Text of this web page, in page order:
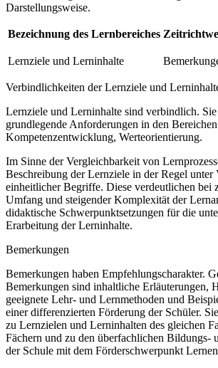
Darstellungsweise.
Bezeichnung des Lernbereiches
Lernziele und Lerninhalte
Verbindlichkeiten der Lernziele und
Lernziele und Lerninhalte sind verbindlich.
grundlegende Anforderungen in den
Kompetenzentwicklung, Werteorientierung.
Im Sinne der Vergleichbarkeit von
Beschreibung der Lernziele in der Regel unter
einheitlicher Begriffe. Diese verdeutlichen bei
Umfang und steigender Komplexität der
didaktische Schwerpunktsetzungen für die
Erarbeitung der Lerninhalte.
Bemerkungen
Bemerkungen haben Empfehlungscharakter.
Bemerkungen sind inhaltliche Erläuterungen,
geeignete Lehr- und Lernmethoden und
einer differenzierten Förderung der Schüler.
zu Lernzielen und Lerninhalten des gleichen
Fächern und zu den überfachlichen Bildungs-
der Schule mit dem Förderschwerpunkt